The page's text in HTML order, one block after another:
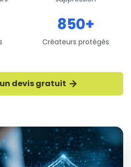
850+
Créateurs protégés
devis gratuit